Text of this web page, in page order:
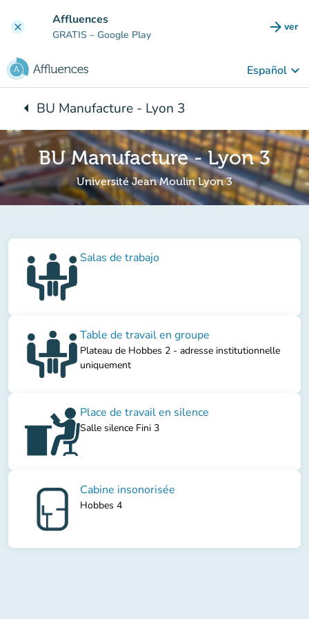
clear Affluences
GRATIS – Google Play arrow_forward ver
Español keyboard_arrow_down
arrow_leftVuelta:
BU Manufacture - Lyon 3
BU Manufacture - Lyon 3
Université Jean Moulin Lyon 3
Salas de trabajo
Table de travail en groupe
Plateau de Hobbes 2 - adresse institutionnelle
uniquement
Place de travail en silence
Salle silence Fini 3
Cabine insonorisée
Hobbes 4